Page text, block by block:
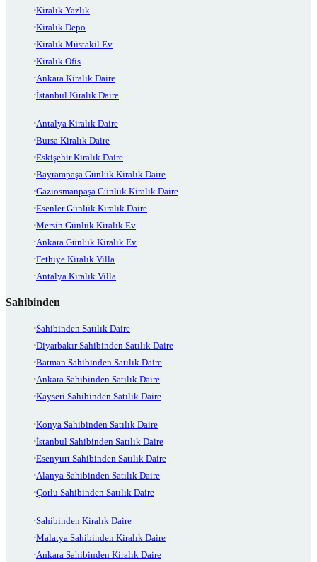
Kiralık Yazlık
Kiralık Depo
Kiralık Müstakil Ev
Kiralık Ofis
Ankara Kiralık Daire
İstanbul Kiralık Daire
Antalya Kiralık Daire
Bursa Kiralık Daire
Eskişehir Kiralık Daire
Bayrampaşa Günlük Kiralık Daire
Gaziosmanpaşa Günlük Kiralık Daire
Esenler Günlük Kiralık Daire
Mersin Günlük Kiralık Ev
Ankara Günlük Kiralık Ev
Fethiye Kiralık Villa
Antalya Kiralık Villa
Sahibinden
Sahibinden Satılık Daire
Diyarbakır Sahibinden Satılık Daire
Batman Sahibinden Satılık Daire
Ankara Sahibinden Satılık Daire
Kayseri Sahibinden Satılık Daire
Konya Sahibinden Satılık Daire
İstanbul Sahibinden Satılık Daire
Esenyurt Sahibinden Satılık Daire
Alanya Sahibinden Satılık Daire
Çorlu Sahibinden Satılık Daire
Sahibinden Kiralık Daire
Malatya Sahibinden Kiralık Daire
Ankara Sahibinden Kiralık Daire